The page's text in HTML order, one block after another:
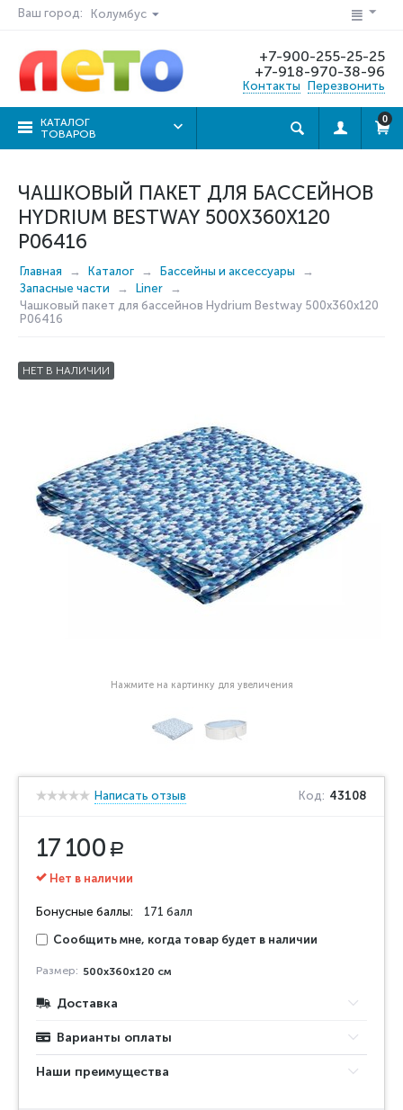
Ваш город: Колумбус
+7-900-255-25-25
+7-918-970-38-96
Контакты Перезвонить
КАТАЛОГ
ТОВАРОВ
0
ЧАШКОВЫЙ ПАКЕТ ДЛЯ БАССЕЙНОВ
HYDRIUM BESTWAY 500X360X120
P06416
Главная Каталог
Бассейны и аксессуары
Запасные части
Liner
Чашковый пакет для бассейнов Hydrium Bestway 500x360x120
P06416
НЕТ В НАЛИЧИИ
Нажмите на картинку для увеличения
Написать отзыв Код: 43108
17 100 Р
Нет в наличии
Бонусные баллы: 171 балл
Сообщить мне, когда товар будет в наличии
Размер: 500x360x120 см
Доставка
Варианты оплаты
Наши преимущества